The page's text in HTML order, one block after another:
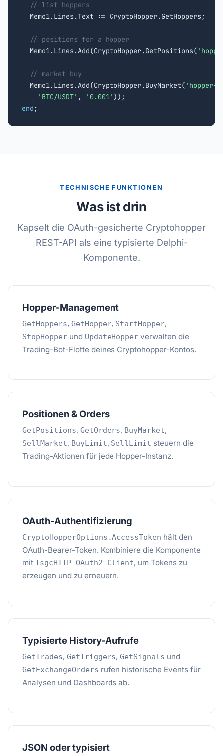
// list hoppers
  Memo1.Lines.Text := CryptoHopper.GetHoppers;
// positions for a hopper
  Memo1.Lines.Add(CryptoHopper.GetPositions(
// market buy
  Memo1.Lines.Add(CryptoHopper.BuyMarket(
'hopper-
'BTC/USDT' , '0.001'
end ;
TECHNISCHE FUNKTIONEN
Was ist drin
Kapselt die OAuth-gesicherte Cryptohopper
REST-API als eine typisierte Delphi-
Komponente.
Hopper-Management
GetHoppers, GetHopper, StartHopper,
StopHopper und UpdateHopper verwalten die
Trading-Bot-Flotte deines Cryptohopper-Kontos.
Positionen & Orders
GetPositions, GetOrders, BuyMarket,
SellMarket, BuyLimit, SellLimit steuern die
Trading-Aktionen für jede Hopper-Instanz.
OAuth-Authentifizierung
CryptoHopperOptions.AccessToken hält den
OAuth-Bearer-Token. Kombiniere die Komponente
mit TsgcHTTP_OAuth2_Client, um Tokens zu
erzeugen und zu erneuern.
Typisierte History-Aufrufe
GetTrades, GetTriggers, GetSignals und
GetExchangeOrders rufen historische Events für
Analysen und Dashboards ab.
JSON oder typisiert